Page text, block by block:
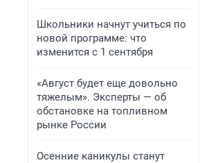
Школьники начнут учиться по
новой программе: что
изменится с 1 сентября
«Август будет еще довольно
тяжелым». Эксперты — об
обстановке на топливном
рынке России
Осенние каникулы станут